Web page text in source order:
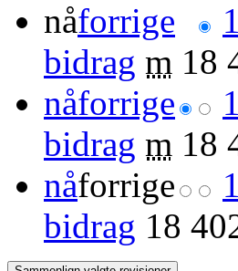
nåforrige
bidrag m 18
nåforrige
bidrag m 18
nåforrige
bidrag 18